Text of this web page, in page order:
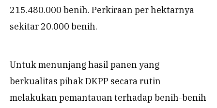
215.480.000 benih. Perkiraan per hektarnya
sekitar 20.000 benih.
Untuk menunjang hasil panen yang
berkualitas pihak DKPP secara rutin
melakukan pemantauan terhadap benih-benih